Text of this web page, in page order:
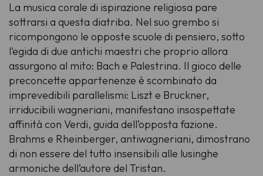
La musica corale di ispirazione religiosa pare
sottrarsi a questa diatriba. Nel suo grembo si
ricompongono le opposte scuole di pensiero, sotto
l’egida di due antichi maestri che proprio allora
assurgono al mito: Bach e Palestrina. Il gioco delle
preconcette appartenenze è scombinato da
imprevedibili parallelismi: Liszt e Bruckner,
irriducibili wagneriani, manifestano insospettate
affinità con Verdi, guida dell’opposta fazione.
Brahms e Rheinberger, antiwagneriani, dimostrano
di non essere del tutto insensibili alle lusinghe
armoniche dell’autore del Tristan.